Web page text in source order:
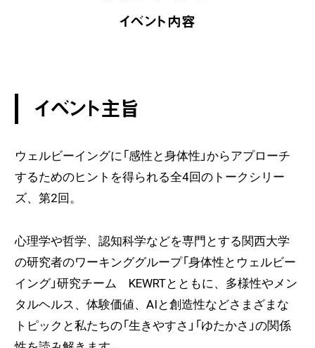
イベント内容
イベント主旨
ウェルビーイングに「感性と身体性」からアプローチ
するためのヒントを得られる全4回のトークシリー
ズ、第2回。
心理学や哲学、認知科学などを専門とする関西大学
の研究者のワーキンググループ「身体性とウェルビー
イング」研究チーム KEWRTとともに、多様性やメン
タルヘルス、体験価値、AIと創造性などさまざまな
トピックと私たちの「生きやすさ」「ゆたかさ」の関係